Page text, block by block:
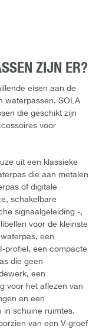
ZIJN ER?
eisen aan de
waterpassen. SOLA
die geschikt zijn
voor
uit een klassieke
die aan metalen
of digitale
schakelbare
signaalgeleiding -,
voor de kleinste
een
profiel, een compacte
die geen
een
voor het aflezen van
en een
in schuine ruimtes.
van een V-groef